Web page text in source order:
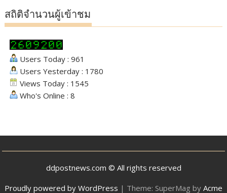
สถิติจำนวนผู้เข้าชม
Users Today : 961
Users Yesterday : 1780
Views Today : 1545
Who's Online : 8
ddpostnews.com © All rights reserved
Proudly powered by WordPress | Theme: SuperMag by Acme